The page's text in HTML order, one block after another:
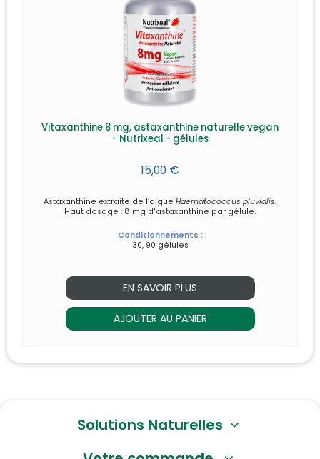
Vitaxanthine 8 mg, astaxanthine naturelle vegan
- Nutrixeal - gélules
15,00 €
Astaxanthine extraite de l’algue Haematococcus pluvialis.
Haut dosage : 8 mg d'astaxanthine par gélule.
Conditionnements :
30, 90 gélules
EN SAVOIR PLUS
AJOUTER AU PANIER
Solutions Naturelles